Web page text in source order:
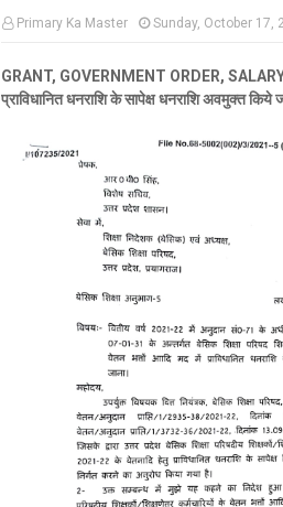
Primary Ka Master Sunday, October 17,
GRANT, GOVERNMENT ORDER, SALARY :
प्राविधानित धनराशि के सापेक्ष धनराशि अवमुक्त